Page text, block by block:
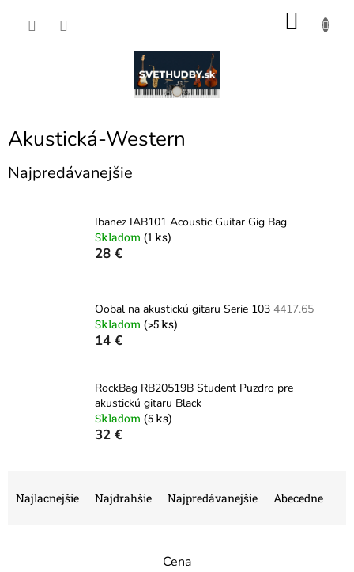
Akustická-Western
Najpredávanejšie
Ibanez IAB101 Acoustic Guitar Gig Bag
Skladom (1 ks)
28 €
Oobal na akustickú gitaru Serie 103 4417.65
Skladom (>5 ks)
14 €
RockBag RB20519B Student Puzdro pre
akustickú gitaru Black
Skladom (5 ks)
32 €
Najlacnejšie Najdrahšie Najpredávanejšie Abecedne
Cena